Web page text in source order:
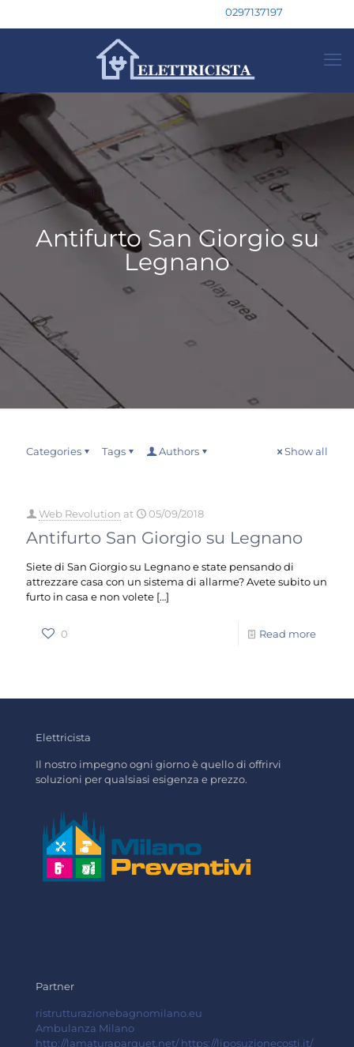
0297137197
Antifurto San Giorgio su
Legnano
Categories Tags Authors Show all
Web Revolution at 05/09/2018
Antifurto San Giorgio su Legnano
Siete di San Giorgio su Legnano e state pensando di
attrezzare casa con un sistema di allarme? Avete subito un
furto in casa e non volete […]
0 Read more
Elettricista
Il nostro impegno ogni giorno è quello di offrirvi
soluzioni per qualsiasi esigenza e prezzo.
Partner
ristrutturazionebagnomilano.eu
Ambulanza Milano
http://lamaturaparquet.net/ https://liposuzionecosti.it/